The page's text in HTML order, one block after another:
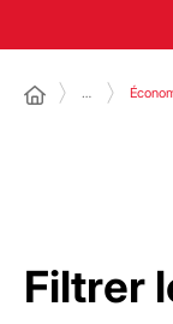
…
Filtrer